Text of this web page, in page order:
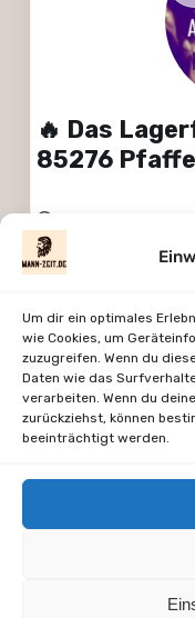
Um dir ein optimales
wie Cookies, um
zuzugreifen. Wenn du
Daten wie das
verarbeiten. Wenn du
zurückziehst, können
beeinträchtigt werden.
🔥 Das
85276
Eibenwald in
Jörg Mäsing
View More
Ich freue mich auf
mann-